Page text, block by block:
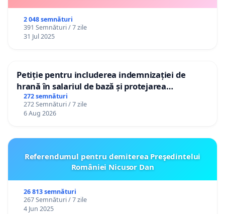
2 048 semnături
391 Semnături / 7 zile
31 Jul 2025
Petiție pentru includerea indemnizației de
hrană în salariul de bază și protejarea
gradațiilor de vechime pentru asistenții
personali
272 semnături
272 Semnături / 7 zile
6 Aug 2026
Referendumul pentru demiterea Preşedintelui
României Nicusor Dan
26 813 semnături
267 Semnături / 7 zile
4 Jun 2025